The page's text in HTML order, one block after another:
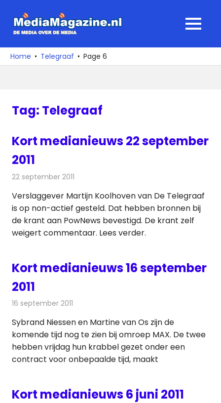
naar
media
over
MENU
Home Telegraaf Page 6
Tag: Telegraaf
Kort medianieuws 22 september
2011
22 september 2011
Verslaggever Martijn Koolhoven van De Telegraaf
is op non-actief gesteld. Dat hebben bronnen bij
de krant aan PowNews bevestigd. De krant zelf
weigert commentaar. Lees verder.
Kort medianieuws 16 september
2011
16 september 2011
Sybrand Niessen en Martine van Os zijn de
komende tijd nog te zien bij omroep MAX. De twee
hebben vrijdag hun krabbel gezet onder een
contract voor onbepaalde tijd, maakt
Kort medianieuws 6 juni 2011